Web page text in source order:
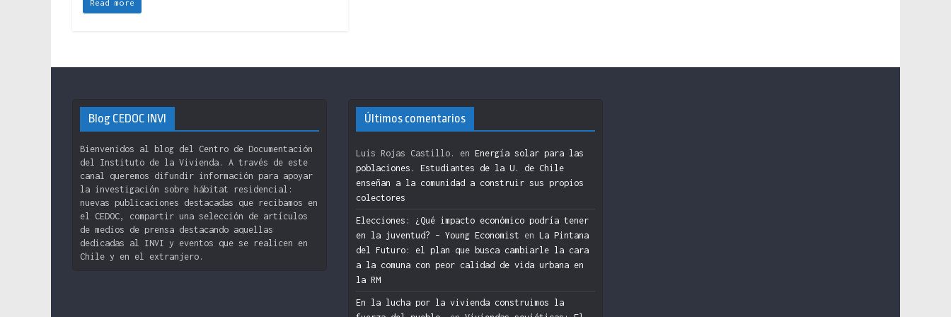
Read more
Blog CEDOC INVI
Bienvenidos al blog del Centro de Documentación
del Instituto de la Vivienda. A través de este
canal queremos difundir información para apoyar
la investigación sobre hábitat residencial:
nuevas publicaciones destacadas que recibamos en
el CEDOC, compartir una selección de artículos
de medios de prensa destacando aquellas
dedicadas al INVI y eventos que se realicen en
Chile y en el extranjero.
Últimos comentarios
Luis Rojas Castillo. en Energía solar para las
poblaciones. Estudiantes de la U. de Chile
enseñan a la comunidad a construir sus propios
colectores
Elecciones: ¿Qué impacto económico podría tener
en la juventud? – Young Economist en La Pintana
del Futuro: el plan que busca cambiarle la cara
a la comuna con peor calidad de vida urbana en
la RM
En la lucha por la vivienda construimos la